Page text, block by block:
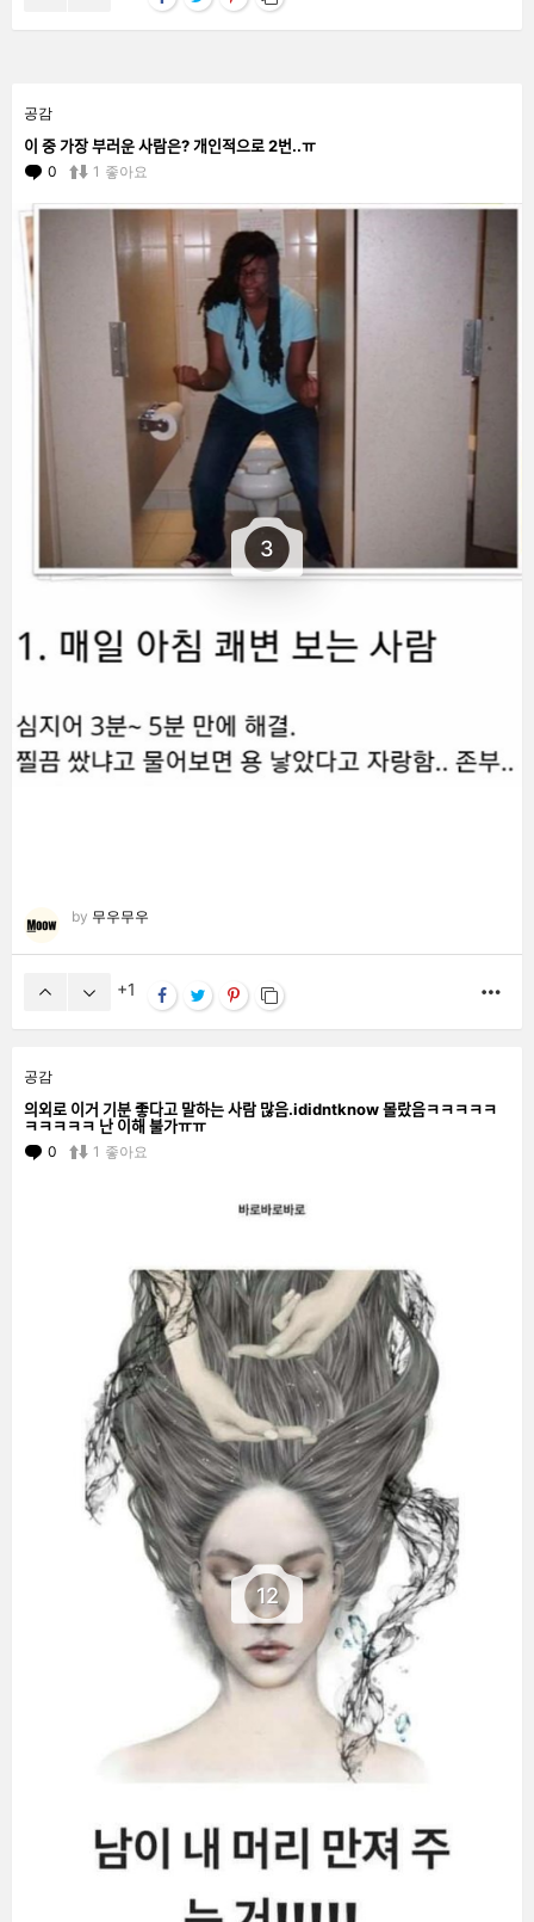
공감
이 중 가장 부러운 사람은? 개인적으로 2번..ㅠ
0 Comments
1 좋아요
3
by 무우무우
1
공감
의외로 이거 기분 좋다고 말하는 사람 많음.ididntknow 몰랐음ㅋㅋㅋㅋㅋ
ㅋㅋㅋㅋㅋ 난 이해 불가ㅠㅠ
0 Comments
1 좋아요
12